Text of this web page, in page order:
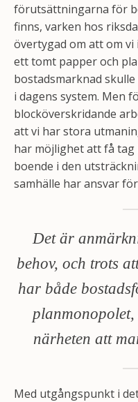
förutsättningarna för
finns, varken hos
övertygad om att om vi
ett tomt papper och
bostadsmarknad
i dagens system. Men
blocköverskridande
att vi har stora
har möjlighet att få
boende i den
samhälle har ansvar
Det är
behov, och trots
har både
närheten att
Med utgångspunkt i